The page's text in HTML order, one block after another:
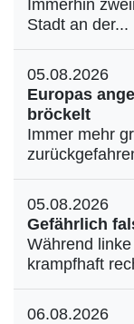
Immerhin
Stadt an der...
05.08.2026
Europas
bröckelt
Immer mehr
05.08.2026
Gefährlich
Während
krampfhaft
06.08.2026